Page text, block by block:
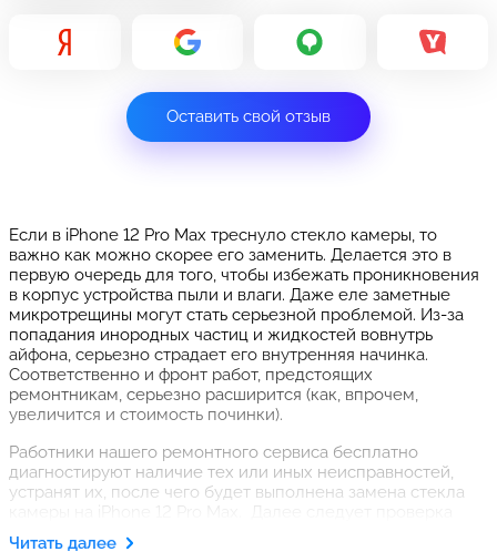
Оставить свой отзыв
Если в iPhone 12 Pro Max треснуло стекло камеры, то
важно как можно скорее его заменить. Делается это в
первую очередь для того, чтобы избежать проникновения
в корпус устройства пыли и влаги. Даже еле заметные
микротрещины могут стать серьезной проблемой. Из-за
попадания инородных частиц и жидкостей вовнутрь
айфона, серьезно страдает его внутренняя начинка.
Соответственно и фронт работ, предстоящих
ремонтникам, серьезно расширится (как, впрочем,
увеличится и стоимость починки).
Работники нашего ремонтного сервиса бесплатно
диагностируют наличие тех или иных неисправностей,
устранят их, после чего будет выполнена замена стекла
восстановленного гаджета на работоспособность. После
Читать далее